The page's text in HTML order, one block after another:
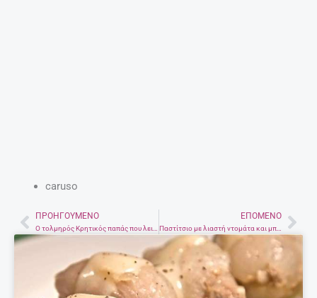
caruso
PrevΠΡΟΗΓΟΎΜΕΝΟ
Ο τολμηρός Κρητικός παπάς που λειτούργησε στην Αγία Σοφία το 1919
ΕΠΌΜΕΝΟ
Παστίτσιο με λιαστή ντομάτα και μπεσαμέλ γιαουρτιού